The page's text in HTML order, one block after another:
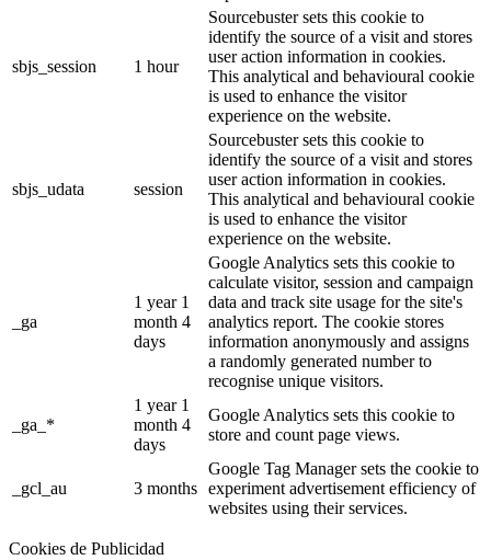
sbjs_session 1 hour
Sourcebuster sets this cookie to
identify the source of a visit and stores
user action information in cookies.
This analytical and behavioural cookie
is used to enhance the visitor
experience on the website.
sbjs_udata session
Sourcebuster sets this cookie to
identify the source of a visit and stores
user action information in cookies.
This analytical and behavioural cookie
is used to enhance the visitor
experience on the website.
_ga
1 year 1
month 4
days
Google Analytics sets this cookie to
calculate visitor, session and campaign
data and track site usage for the site's
analytics report. The cookie stores
information anonymously and assigns
a randomly generated number to
recognise unique visitors.
_ga_*
1 year 1
month 4
days
Google Analytics sets this cookie to
store and count page views.
_gcl_au 3 months
Google Tag Manager sets the cookie to
experiment advertisement efficiency of
websites using their services.
Cookies de Publicidad